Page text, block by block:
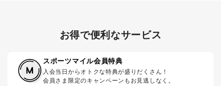
お得で便利なサービス
スポーツマイル会員特典
入会当日からオトクな特典が盛りだくさん！
会員さま限定のキャンペーンもお見逃しなく。